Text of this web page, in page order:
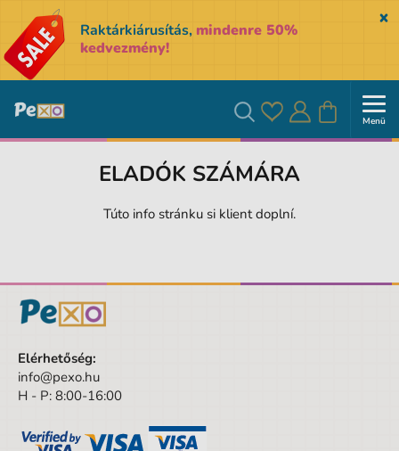
Raktárkiárusítás, mindenre 50%
kedvezmény!
Keresés
Kedvencek
Bejelentkezés
Kosár Menü
ELADÓK SZÁMÁRA
Túto info stránku si klient doplní.
Elérhetőség:
info@pexo.hu
H - P: 8:00-16:00